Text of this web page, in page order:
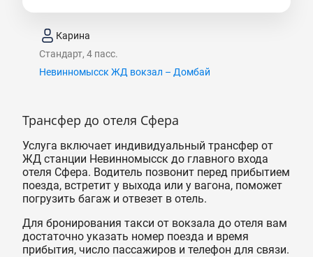
Карина
Стандарт, 4 пасс.
Невинномысск ЖД вокзал – Домбай
Трансфер до отеля Сфера
Услуга включает индивидуальный трансфер от
ЖД станции Невинномысск до главного входа
отеля Сфера. Водитель позвонит перед прибытием
поезда, встретит у выхода или у вагона, поможет
погрузить багаж и отвезет в отель.
Для бронирования такси от вокзала до отеля вам
достаточно указать номер поезда и время
прибытия, число пассажиров и телефон для связи.